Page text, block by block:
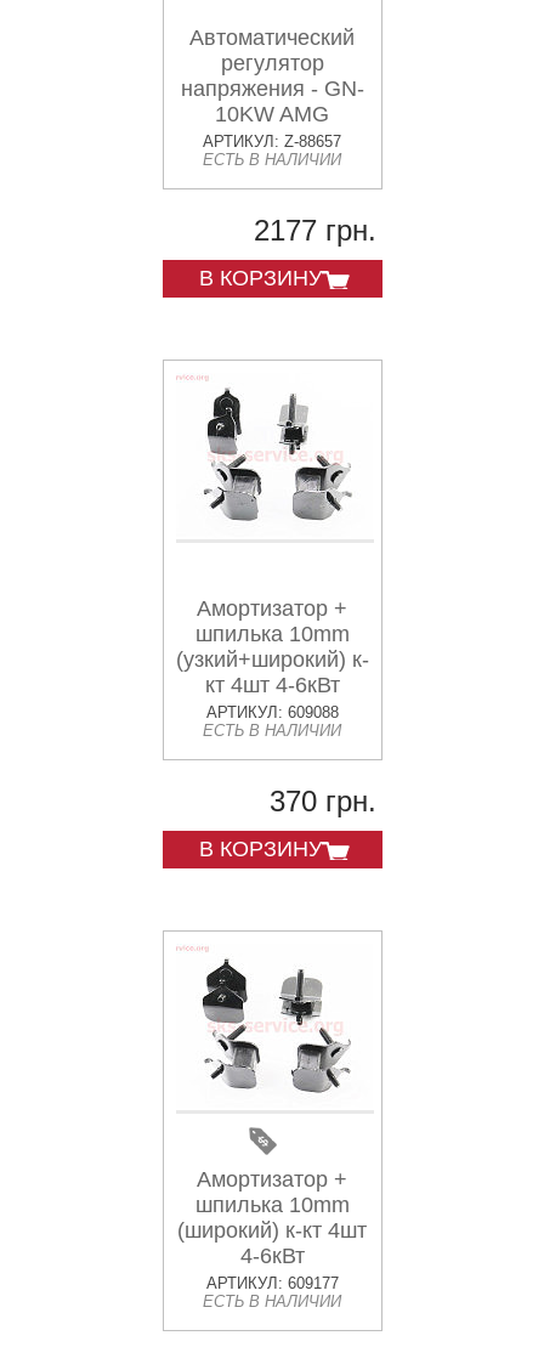
Автоматический
регулятор
напряжения - GN-
10KW AMG
АРТИКУЛ: Z-88657
ЕСТЬ В НАЛИЧИИ
2177 грн.
В КОРЗИНУ
Амортизатор +
шпилька 10mm
(узкий+широкий) к-
кт 4шт 4-6кВт
АРТИКУЛ: 609088
ЕСТЬ В НАЛИЧИИ
370 грн.
В КОРЗИНУ
Амортизатор +
шпилька 10mm
(широкий) к-кт 4шт
4-6кВт
АРТИКУЛ: 609177
ЕСТЬ В НАЛИЧИИ